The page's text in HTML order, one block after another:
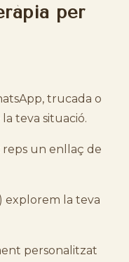
per
trucada o
teva situació.
reps un enllaç de
explorem la teva
personalitzat